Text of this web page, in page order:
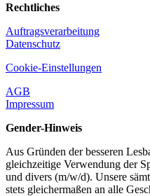
Rechtliches
Auftragsverarbeitung
Datenschutz
Cookie-Einstellungen
AGB
Impressum
Gender-Hinweis
Aus Gründen der besseren
gleichzeitige Verwendung der
und divers (m/w/d). Unsere
stets gleichermaßen an alle